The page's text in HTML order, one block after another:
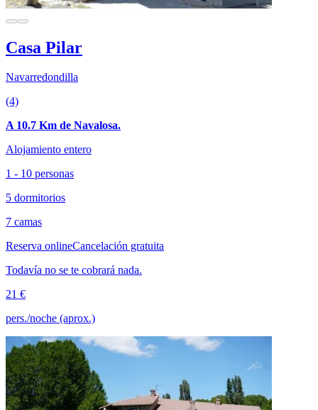
Casa Pilar
Navarredondilla
(4)
A 10.7 Km de Navalosa.
Alojamiento entero
1 - 10 personas
5 dormitorios
7 camas
Reserva onlineCancelación gratuita
Todavía no se te cobrará nada.
21 €
pers./noche (aprox.)